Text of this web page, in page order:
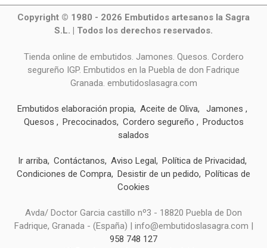
Copyright © 1980 - 2026 Embutidos artesanos la Sagra
S.L. | Todos los derechos reservados.
Tienda online de embutidos. Jamones. Quesos. Cordero
segureño IGP. Embutidos en la Puebla de don Fadrique
Granada. embutidoslasagra.com
Embutidos elaboración propia Aceite de Oliva
Jamones
Quesos
Precocinados Cordero segureño
Productos
salados
Ir arriba Contáctanos Aviso Legal
Política de Privacidad
Condiciones de Compra
Desistir de un pedido
Políticas de
Cookies
Avda/ Doctor Garcia castillo nº3 - 18820 Puebla de Don
Fadrique, Granada - (España) | info@embutidoslasagra.com |
958 748 127